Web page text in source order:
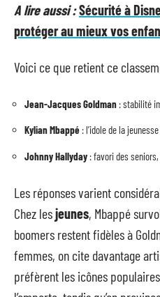
A lire aussi :Sécurité à
protéger au mieux vos
Voici ce que retient ce
Jean-Jacques Goldman : stabilité
Kylian Mbappé : l’idole de la
Johnny Hallyday : favori des
Les réponses varient
Chez lesjeunes, Mbappé
boomers restent fidèles à
femmes, on cite davantage
préfèrent les icônes